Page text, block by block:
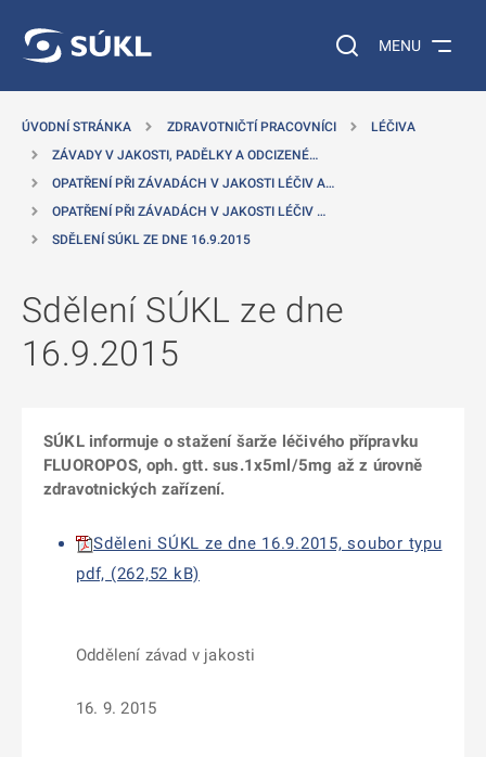
Vyhledávání na
MENU
ÚVODNÍ STRÁNKA ZDRAVOTNIČTÍ PRACOVNÍCI
LÉČIVA
ZÁVADY V JAKOSTI, PADĚLKY A ODCIZENÉ…
OPATŘENÍ PŘI ZÁVADÁCH V JAKOSTI LÉČIV A…
OPATŘENÍ PŘI ZÁVADÁCH V JAKOSTI LÉČIV …
SDĚLENÍ SÚKL ZE DNE 16.9.2015
Sdělení SÚKL ze dne
16.9.2015
SÚKL informuje o stažení šarže léčivého přípravku
FLUOROPOS, oph. gtt. sus.1x5ml/5mg až z úrovně
zdravotnických zařízení.
Sděleni SÚKL ze dne 16.9.2015, soubor typu
pdf, (262,52 kB)
Oddělení závad v jakosti
16. 9. 2015